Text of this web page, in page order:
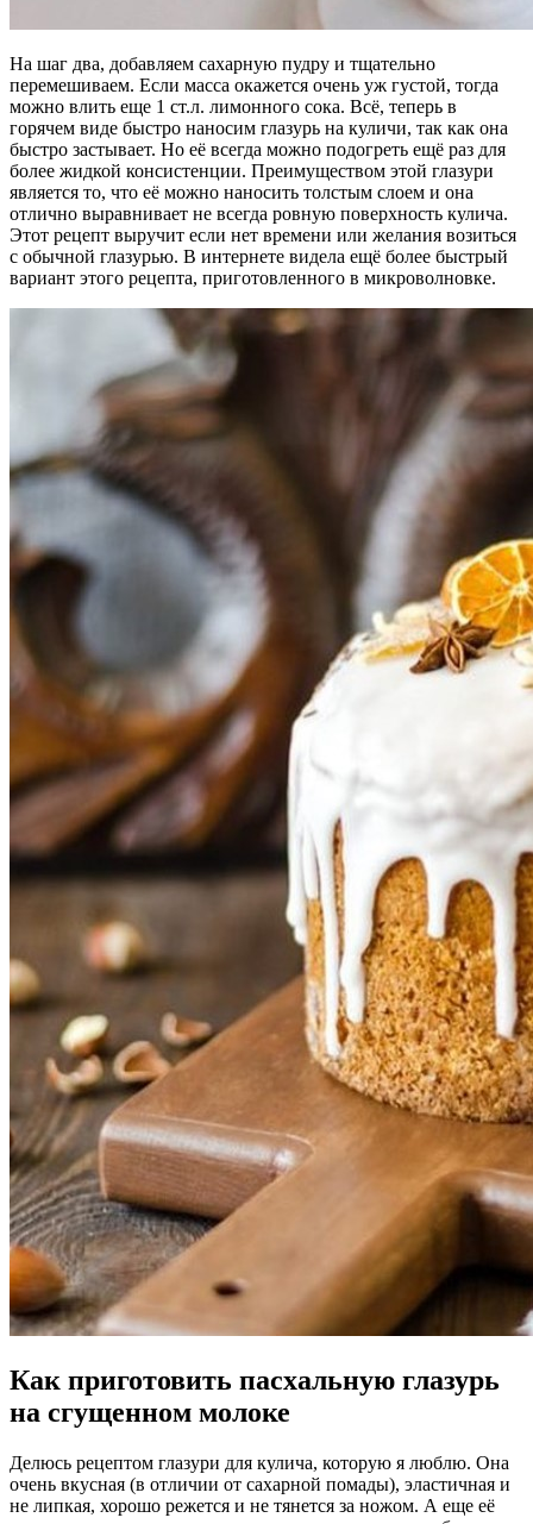
На шаг два, добавляем сахарную пудру и тщательно
перемешиваем. Если масса окажется очень уж густой, тогда
можно влить еще 1 ст.л. лимонного сока. Всё, теперь в
горячем виде быстро наносим глазурь на куличи, так как она
быстро застывает. Но её всегда можно подогреть ещё раз для
более жидкой консистенции. Преимуществом этой глазури
является то, что её можно наносить толстым слоем и она
отлично выравнивает не всегда ровную поверхность кулича.
Этот рецепт выручит если нет времени или желания возиться
с обычной глазурью. В интернете видела ещё более быстрый
вариант этого рецепта, приготовленного в микроволновке.
Как приготовить пасхальную глазурь
на сгущенном молоке
Делюсь рецептом глазури для кулича, которую я люблю. Она
очень вкусная (в отличии от сахарной помады), эластичная и
не липкая, хорошо режется и не тянется за ножом. А еще её